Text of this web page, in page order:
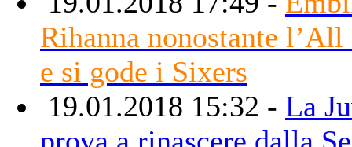
Rihanna nonostante l’All
e si gode i Sixers
19.01.2018 15:32 - La